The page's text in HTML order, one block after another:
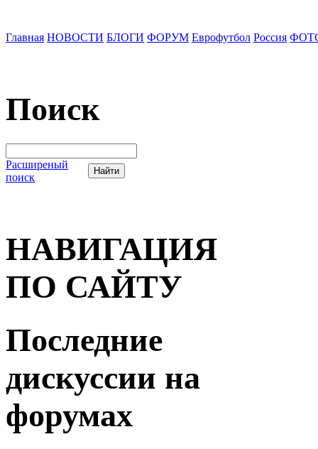
Главная НОВОСТИ БЛОГИ ФОРУМ Еврофутбол Россия
Поиск
Расширеный
поиск
НАВИГАЦИЯ
ПО САЙТУ
Последние
дискуссии на
форумах